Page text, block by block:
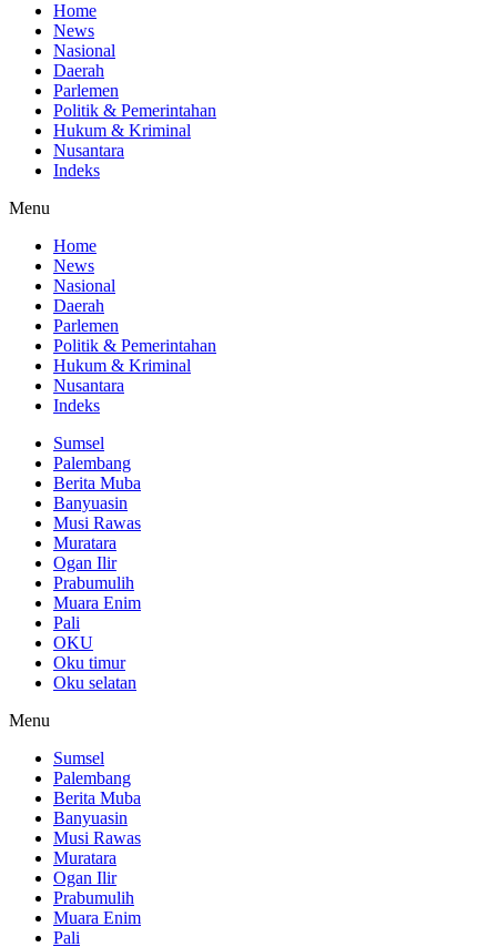
Home
News
Nasional
Daerah
Parlemen
Politik & Pemerintahan
Hukum & Kriminal
Nusantara
Indeks
Menu
Home
News
Nasional
Daerah
Parlemen
Politik & Pemerintahan
Hukum & Kriminal
Nusantara
Indeks
Sumsel
Palembang
Berita Muba
Banyuasin
Musi Rawas
Muratara
Ogan Ilir
Prabumulih
Muara Enim
Pali
OKU
Oku timur
Oku selatan
Menu
Sumsel
Palembang
Berita Muba
Banyuasin
Musi Rawas
Muratara
Ogan Ilir
Prabumulih
Muara Enim
Pali